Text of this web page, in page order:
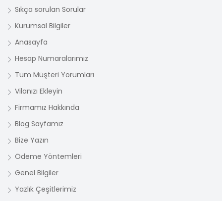
Sıkça sorulan Sorular
Kurumsal Bilgiler
Anasayfa
Hesap Numaralarımız
Tüm Müşteri Yorumları
Vilanızı Ekleyin
Firmamız Hakkında
Blog Sayfamız
Bize Yazın
Ödeme Yöntemleri
Genel Bilgiler
Yazlık Çeşitlerimiz